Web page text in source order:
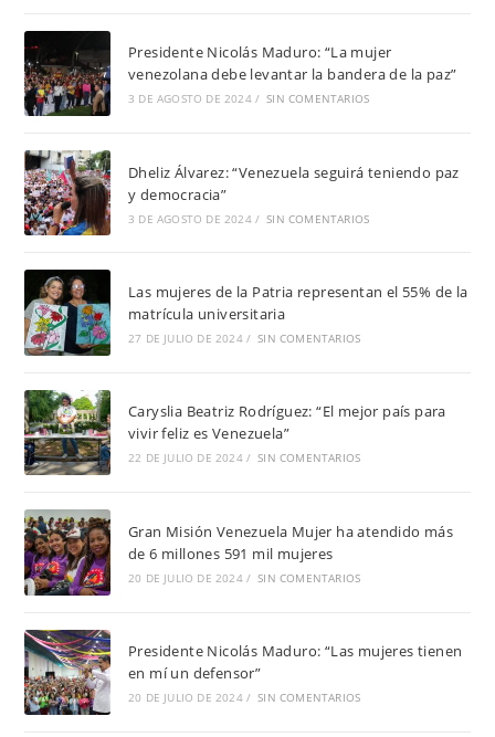
Presidente Nicolás Maduro: “La mujer
venezolana debe levantar la bandera de la paz”
3 DE AGOSTO DE 2024 / SIN COMENTARIOS
Dheliz Álvarez: “Venezuela seguirá teniendo paz
y democracia”
3 DE AGOSTO DE 2024 / SIN COMENTARIOS
Las mujeres de la Patria representan el 55% de la
matrícula universitaria
27 DE JULIO DE 2024 / SIN COMENTARIOS
Caryslia Beatriz Rodríguez: “El mejor país para
vivir feliz es Venezuela”
22 DE JULIO DE 2024 / SIN COMENTARIOS
Gran Misión Venezuela Mujer ha atendido más
de 6 millones 591 mil mujeres
20 DE JULIO DE 2024 / SIN COMENTARIOS
Presidente Nicolás Maduro: “Las mujeres tienen
en mí un defensor”
20 DE JULIO DE 2024 / SIN COMENTARIOS